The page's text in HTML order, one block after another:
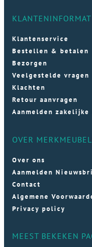
Klantenservice
Bestellen & betalen
Bezorgen
Veelgestelde vragen
Klachten
Retour aanvragen
Aanmelden zakelijke
OVER
Over ons
Aanmelden
Contact
Algemene
Privacy policy
MEEST BEKEKEN